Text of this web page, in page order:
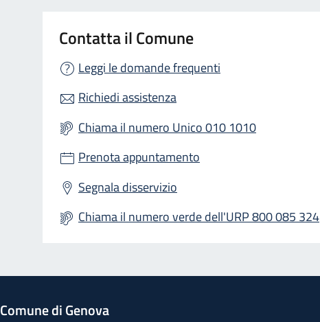
Contatta il Comune
Leggi le domande frequenti
Richiedi assistenza
Chiama il numero Unico 010 1010
Prenota appuntamento
Segnala disservizio
Chiama il numero verde dell'URP 800 085 324
Comune di Genova